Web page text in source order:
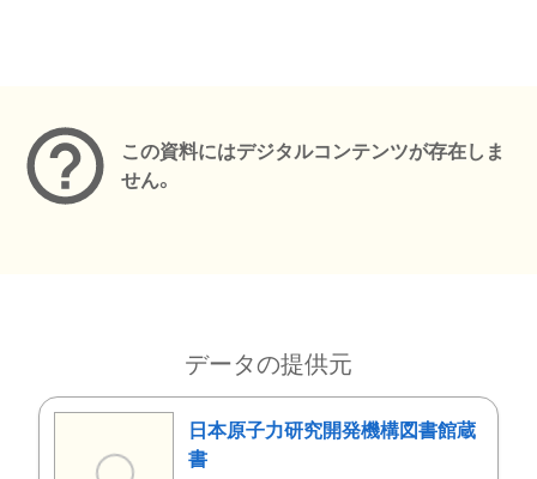
この資料にはデジタルコンテンツが存在しま
せん。
データの提供元
日本原子力研究開発機構図書館蔵
書